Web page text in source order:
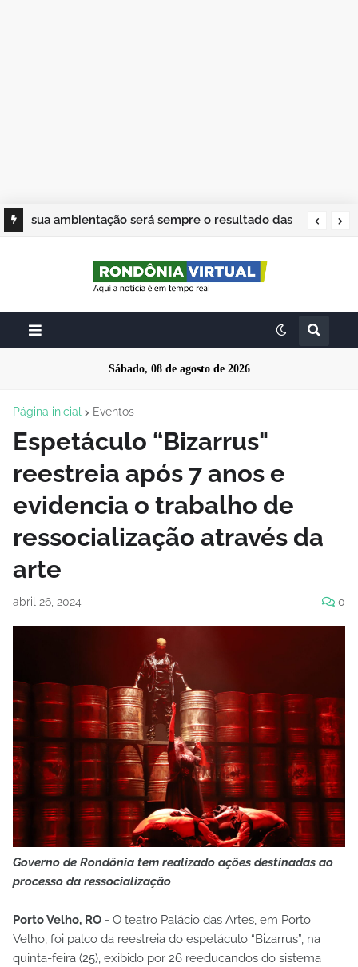
sua ambientação será sempre o resultado das
Sábado, 08 de agosto de 2026
Página inicial Eventos
Espetáculo “Bizarrus"
reestreia após 7 anos e
evidencia o trabalho de
ressocialização através da
arte
abril 26, 2024 0
Governo de Rondônia tem realizado ações destinadas ao
processo da ressocialização
Porto Velho, RO - O teatro Palácio das Artes, em Porto
Velho, foi palco da reestreia do espetáculo “Bizarrus”, na
quinta-feira (25), exibido por 26 reeducandos do sistema